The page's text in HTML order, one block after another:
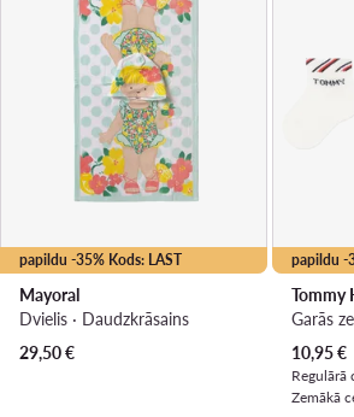
papildu -35% Kods: LAST
Mayoral
Dvielis · Daudzkrāsains
29,50€
papildu -
Tommy
Garās
10,95€
Regulārā
Zemākā